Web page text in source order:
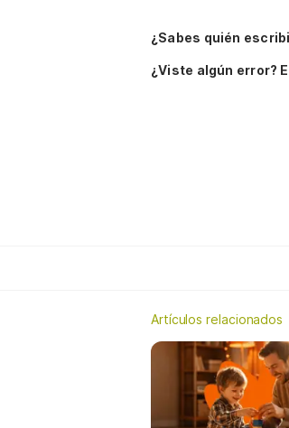
¿Sabes quién
¿Viste algún error?
Artículos relacionados